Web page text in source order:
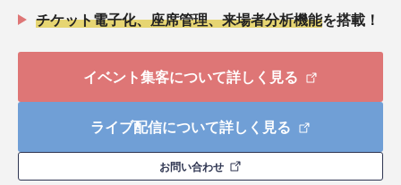
チケット電子化、座席管理、来場者分析機能を搭載！
イベント集客について詳しく見る
ライブ配信について詳しく見る
お問い合わせ